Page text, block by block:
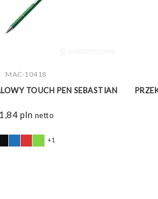
ZOBACZ WIĘCEJ
MAC-10418
TOUCH PEN SEBASTIAN
1,84 pln netto
+1